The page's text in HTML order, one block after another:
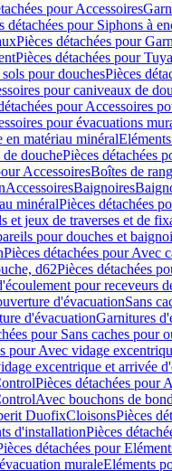
pour Accessoires
détachées pour Siphons à
Pièces détachées pour
Pièces détachées pour
pour douchesPièces
pour caniveaux de
pour Accessoires
pour évacuations
en matériau minéral
de douchePièces détachées
AccessoiresBoîtes de
AccessoiresBaignoires
minéralPièces détachées
et jeux de traverses et de
pour douches et
Pièces détachées pour Avec
d62Pièces détachées
pour receveurs
d'évacuationSans
d'évacuationGarnitures
pour Sans caches pour
pour Avec vidage
excentrique et arrivée
Pièces détachées pour
Avec bouchons de
DuofixCloisonsPièces
d'installationPièces
détachées pour
muraleEléments